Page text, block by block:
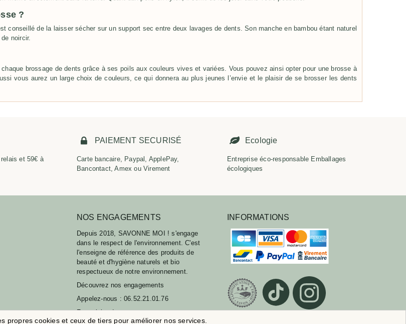
?
conseillé de la laisser sécher sur un support sec entre deux lavages de dents. Son manche en bambou étant naturel
noircir.
brossage de dents grâce à ses poils aux couleurs vives et variées. Vous pouvez ainsi opter pour une brosse à
vous aurez un large choix de couleurs, ce qui donnera au plus jeunes l’envie et le plaisir de se brosser les dents
et 59€ à
PAIEMENT SECURISÉ
Carte bancaire, Paypal, ApplePay,
Bancontact, Amex ou Virement
Ecologie
Entreprise éco-responsable Emballages
écologiques
NOS ENGAGEMENTS
Depuis 2018, SAVONNE MOI ! s'engage
dans le respect de l'environnement. C'est
l'enseigne de référence des produits de
beauté et d'hygiène naturels et bio
respectueux de notre environnement.
Découvrez nos engagements
Appelez-nous : 06.52.21.01.76
Formulaire de contact
INFORMATIONS
propres cookies et ceux de tiers pour améliorer nos services.